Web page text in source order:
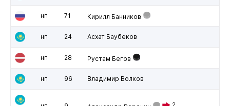
нп 71 Кирилл Банников
нп 24 Асхат Баубеков
нп 28 Рустам Бегов
нп 96 Владимир Волков
2